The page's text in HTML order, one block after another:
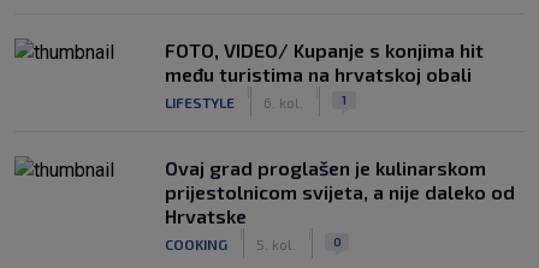
FOTO, VIDEO/ Kupanje s konjima hit
među turistima na hrvatskoj obali
LIFESTYLE 6. kol. 1
Ovaj grad proglašen je kulinarskom
prijestolnicom svijeta, a nije daleko od
Hrvatske
COOKING 5. kol. 0